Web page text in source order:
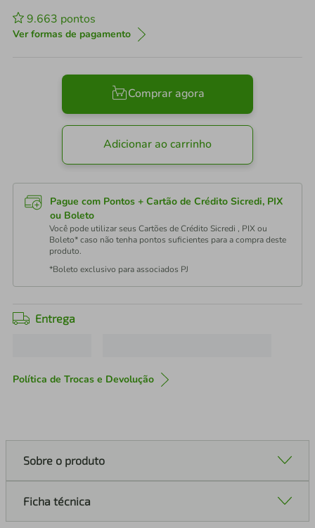
9.663 pontos
Ver formas de pagamento
Comprar agora
Adicionar ao carrinho
Pague com Pontos + Cartão de Crédito Sicredi, PIX
ou Boleto
Você pode utilizar seus Cartões de Crédito Sicredi , PIX ou
Boleto* caso não tenha pontos suficientes para a compra deste
produto.
*Boleto exclusivo para associados PJ
Entrega
Política de Trocas e Devolução
Sobre o produto
Ficha técnica